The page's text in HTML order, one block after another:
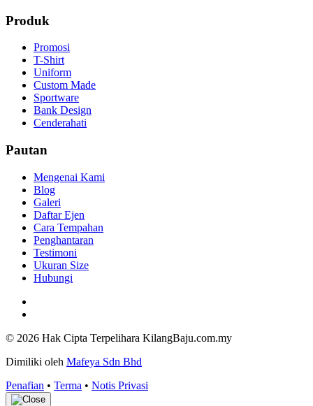
Produk
Promosi
T-Shirt
Uniform
Custom Made
Sportware
Bank Design
Cenderahati
Pautan
Mengenai Kami
Blog
Galeri
Daftar Ejen
Cara Tempahan
Penghantaran
Testimoni
Ukuran Size
Hubungi
© 2026 Hak Cipta Terpelihara KilangBaju.com.my
Dimiliki oleh Mafeya Sdn Bhd
Penafian • Terma • Notis Privasi